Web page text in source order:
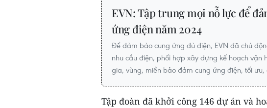
EVN: Tập trung mọi nỗ lực để
ứng điện năm 2024
Để đảm bảo cung ứng đủ điện, EVN đã chủ
nhu cầu điện, phối hợp xây dựng kế hoạch vận
gia, vùng, miền bảo đảm cung ứng điện, tối ưu,
Tập đoàn đã khởi công 146 dự án và